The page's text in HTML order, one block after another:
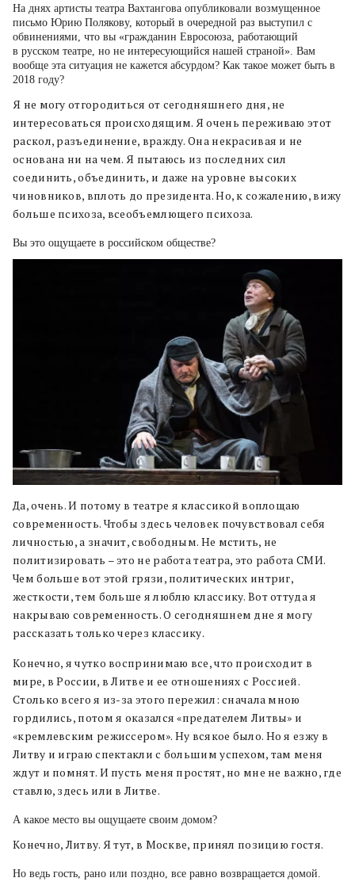
На днях артисты театра Вахтангова опубликовали возмущенное
письмо Юрию Полякову, который в очередной раз выступил с
обвинениями, что вы «гражданин Евросоюза, работающий
в русском театре, но не интересующийся нашей страной». Вам
вообще эта ситуация не кажется абсурдом? Как такое может быть в
2018 году?
Я не могу отгородиться от сегодняшнего дня, не
интересоваться происходящим. Я очень переживаю этот
раскол, разъединение, вражду. Она некрасивая и не
основана ни на чем. Я пытаюсь из последних сил
соединить, объединить, и даже на уровне высоких
чиновников, вплоть до президента. Но, к сожалению, вижу
больше психоза, всеобъемлющего психоза.
Вы это ощущаете в российском обществе?
Да, очень. И потому в театре я классикой воплощаю
современность. Чтобы здесь человек почувствовал себя
личностью, а значит, свободным. Не мстить, не
политизировать – это не работа театра, это работа СМИ.
Чем больше вот этой грязи, политических интриг,
жесткости, тем больше я люблю классику. Вот оттуда я
накрываю современность. О сегодняшнем дне я могу
рассказать только через классику.
Конечно, я чутко воспринимаю все, что происходит в
мире, в России, в Литве и ее отношениях с Россией.
Столько всего я из-за этого пережил: сначала мною
гордились, потом я оказался «предателем Литвы» и
«кремлевским режиссером». Ну всякое было. Но я езжу в
Литву и играю спектакли с большим успехом, там меня
ждут и помнят. И пусть меня простят, но мне не важно, где
ставлю, здесь или в Литве.
А какое место вы ощущаете своим домом?
Конечно, Литву. Я тут, в Москве, принял позицию гостя.
Но ведь гость, рано или поздно, все равно возвращается домой.